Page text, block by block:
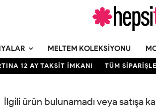
MELTEM KOLEKSIYONU
12 AY TAKSİT İMKANI TÜM
İlgili ürün bulunamadı veya satışa